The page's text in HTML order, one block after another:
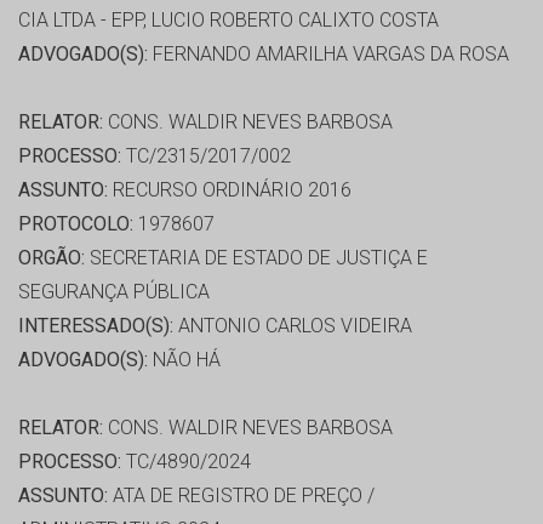
CIA LTDA - EPP, LUCIO ROBERTO CALIXTO COSTA
ADVOGADO(S): FERNANDO AMARILHA VARGAS DA ROSA
RELATOR: CONS. WALDIR NEVES BARBOSA
PROCESSO: TC/2315/2017/002
ASSUNTO: RECURSO ORDINÁRIO 2016
PROTOCOLO: 1978607
ORGÃO: SECRETARIA DE ESTADO DE JUSTIÇA E
SEGURANÇA PÚBLICA
INTERESSADO(S): ANTONIO CARLOS VIDEIRA
ADVOGADO(S): NÃO HÁ
RELATOR: CONS. WALDIR NEVES BARBOSA
PROCESSO: TC/4890/2024
ASSUNTO: ATA DE REGISTRO DE PREÇO /